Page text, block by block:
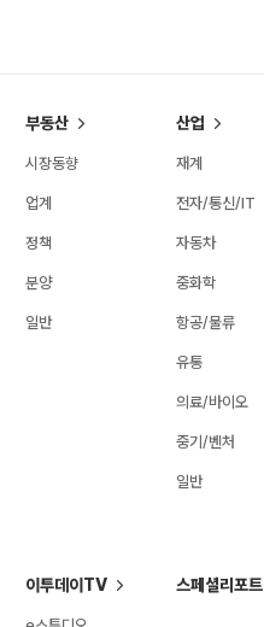
부동산
시장동향
업계
정책
분양
일반
산업
재계
전자/통신/IT
자동차
중화학
항공/물류
유통
의료/바이오
중기/벤처
일반
이투데이TV 스페셜리포트